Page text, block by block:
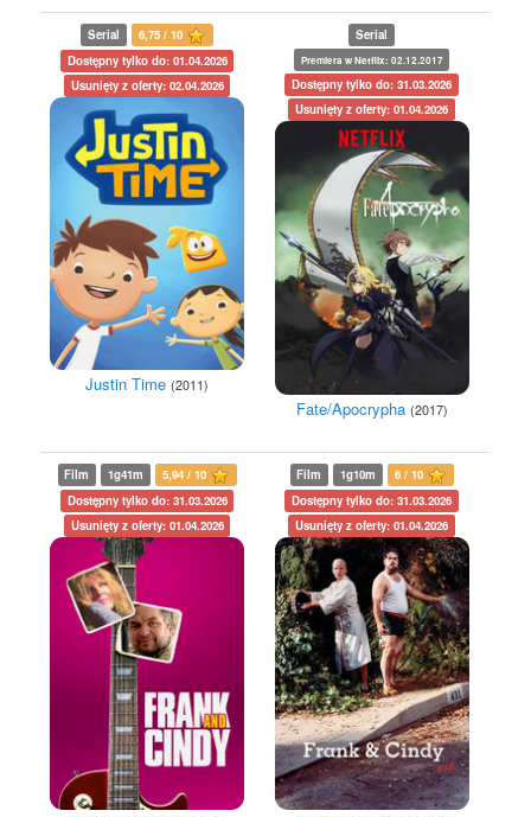
Serial
6,75 / 10
Dostępny tylko do: 01.04.2026
Usunięty z oferty: 02.04.2026
Justin Time (2011)
Serial
Premiera w Netflix: 02.12.2017
Dostępny tylko do: 31.03.2026
Usunięty z oferty: 01.04.2026
Fate/Apocrypha (2017)
Film 1g41m
5,94 / 10
Dostępny tylko do: 31.03.2026
Usunięty z oferty: 01.04.2026
Film 1g10m
6 / 10
Dostępny tylko do: 31.03.2026
Usunięty z oferty: 01.04.2026